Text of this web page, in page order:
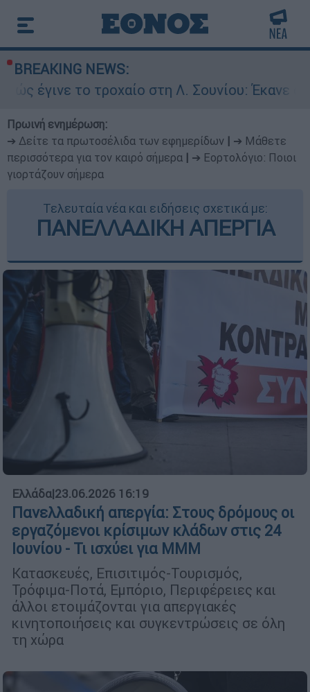
BREAKING NEWS:
τροχαίο στη Λ. Σουνίου: Έκανε αναστροφή ο
Πρωινή ενημέρωση:
➔ Δείτε τα πρωτοσέλιδα των εφημερίδων
➔ Μάθετε
περισσότερα για τον καιρό σήμερα
➔ Εορτολόγιο: Ποιοι
γιορτάζουν σήμερα
Τελευταία νέα και ειδήσεις σχετικά με:
ΠΑΝΕΛΛΑΔΙΚΗ ΑΠΕΡΓΙΑ
Ελλάδα|23.06.2026 16:19
Πανελλαδική απεργία: Στους δρόμους οι
εργαζόμενοι κρίσιμων κλάδων στις 24
Ιουνίου - Τι ισχύει για ΜΜΜ
Κατασκευές, Επισιτιμός-Τουρισμός,
Τρόφιμα-Ποτά, Εμπόριο, Περιφέρειες και
άλλοι ετοιμάζονται για απεργιακές
κινητοποιήσεις και συγκεντρώσεις σε όλη
τη χώρα